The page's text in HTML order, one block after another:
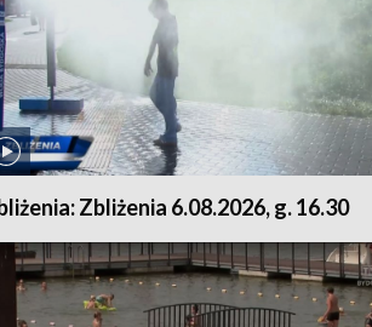
Zbliżenia 6.08.2026, g. 16.30